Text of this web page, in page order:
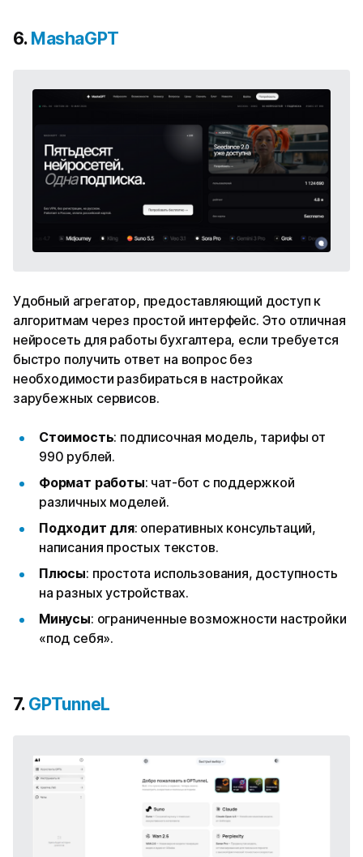
6. MashaGPT
Удобный агрегатор, предоставляющий доступ к
алгоритмам через простой интерфейс. Это отличная
нейросеть для работы бухгалтера, если требуется
быстро получить ответ на вопрос без
необходимости разбираться в настройках
зарубежных сервисов.
Стоимость: подписочная модель, тарифы от
990 рублей.
Формат работы: чат-бот с поддержкой
различных моделей.
Подходит для: оперативных консультаций,
написания простых текстов.
Плюсы: простота использования, доступность
на разных устройствах.
Минусы: ограниченные возможности настройки
«под себя».
7. GPTunneL